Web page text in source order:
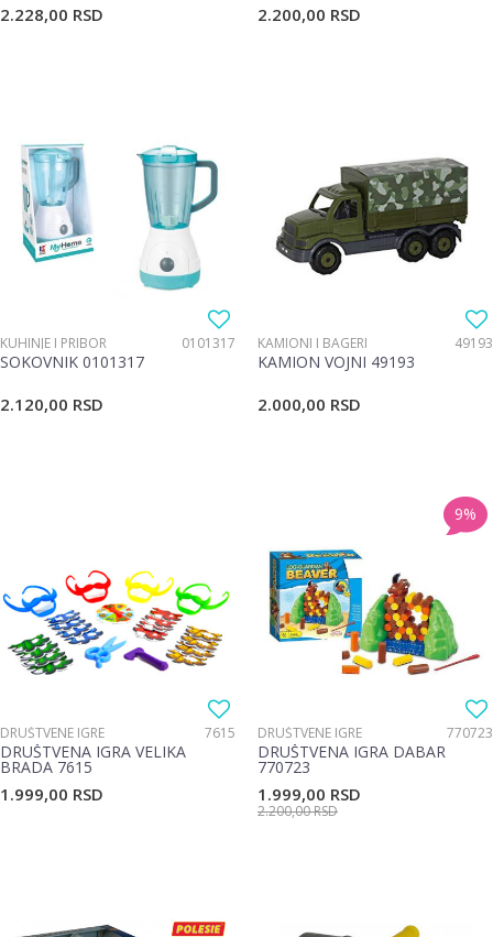
2.228,00 RSD 2.200,00 RSD
KUHINJE I PRIBOR 0101317
SOKOVNIK 0101317
2.120,00 RSD
KAMIONI I BAGERI 49193
KAMION VOJNI 49193
2.000,00 RSD
DRUŠTVENE IGRE 7615
DRUŠTVENA IGRA VELIKA
BRADA 7615
1.999,00 RSD
9%
DRUŠTVENE IGRE 770723
DRUŠTVENA IGRA DABAR
770723
1.999,00 RSD
2.200,00RSD